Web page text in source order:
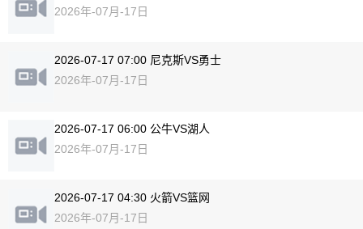
2026年-07月-17日
2026-07-17 07:00 尼克斯VS勇士
2026年-07月-17日
2026-07-17 06:00 公牛VS湖人
2026年-07月-17日
2026-07-17 04:30 火箭VS篮网
2026年-07月-17日